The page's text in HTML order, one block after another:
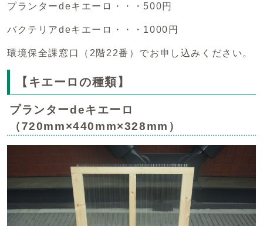
プランターdeキエーロ・・・500円
バクテリアdeキエーロ・・・1000円
環境保全課窓口（2階22番）でお申し込みください。
【キエーロの種類】
プランターdeキエーロ
（720mm×440mm×328mm）